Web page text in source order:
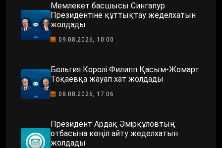
Мемлекет басшысы Сингапур
Президентіне құттықтау жеделхатын
жолдады
09.08.2026, 10:00
Бельгия Королі Филипп Қасым-Жомарт
Тоқаевқа жауап хат жолдады
08.08.2026, 17:06
Президент Ардақ Әмірқұловтың
отбасына көңіл айту жеделхатын
жолдады